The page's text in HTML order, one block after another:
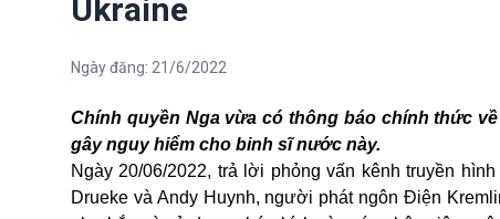
Ukraine
Ngày đăng: 21/6/2022
Chính quyền Nga vừa có thông báo chính thức
gây nguy hiểm cho binh sĩ nước này.
Ngày 20/06/2022, trả lời phỏng vấn kênh truyền
Drueke và Andy Huynh, người phát ngôn Điện